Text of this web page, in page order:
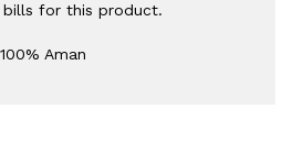
bills for this product.
Aman